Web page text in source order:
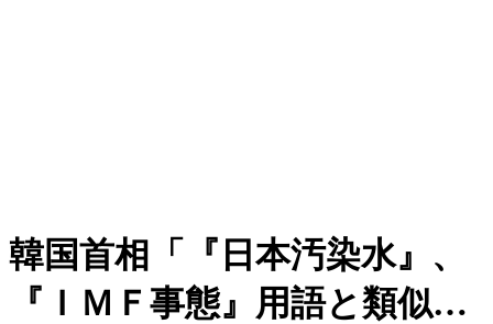
韓国首相「『日本汚染水』、
『ＩＭＦ事態』用語と類似…